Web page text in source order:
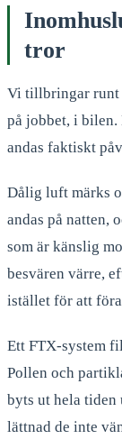
tror
Vi tillbringar runt
på jobbet, i bilen.
andas faktiskt
Dålig luft märks
andas på natten,
som är känslig
besvären värre,
istället för att
Ett FTX-system
Pollen och
byts ut hela tiden
lättnad de inte